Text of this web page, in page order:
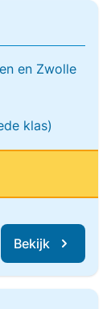
en Zwolle
klas)
Bekijk